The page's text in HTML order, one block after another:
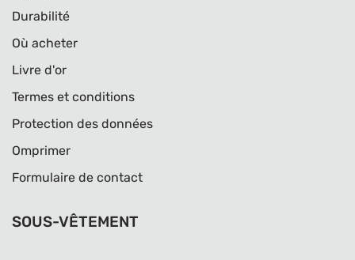
Durabilité
Où acheter
Livre d'or
Termes et conditions
Protection des données
Omprimer
Formulaire de contact
SOUS-VÊTEMENT